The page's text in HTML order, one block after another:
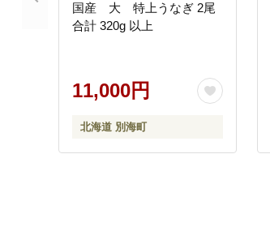
国産 大 特上うなぎ 2尾
合計 320g 以上
11,000円
北海道 別海町